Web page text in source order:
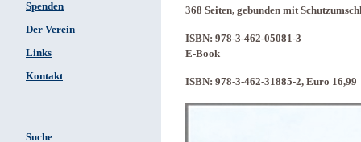
Spenden
Der Verein
Links
Kontakt
Suche
368 Seiten, gebunden mit
ISBN: 978-3-462-05081-3
E-Book
ISBN: 978-3-462-31885-2, Euro 16,99